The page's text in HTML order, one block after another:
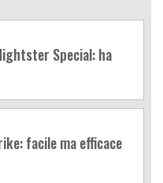
Special: ha
facile ma efficace